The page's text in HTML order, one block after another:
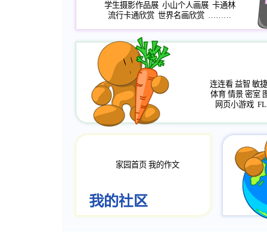
学生摄影作品展 小山个人画展 卡通林
流行卡通欣赏 世界名画欣赏 ………
连连看 益智 敏捷
体育 情景 密室
网页小游戏
家园首页 我的作文